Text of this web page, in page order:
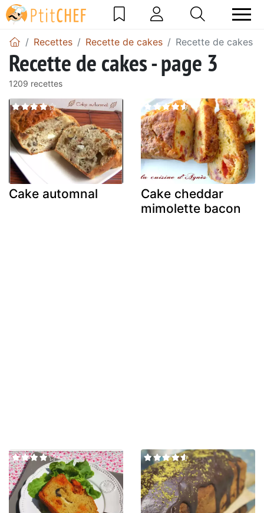
Recettes Recette de cakes Recette de cakes -
Recette de cakes - page 3
1209 recettes
Cake automnal
Cake cheddar
mimolette bacon